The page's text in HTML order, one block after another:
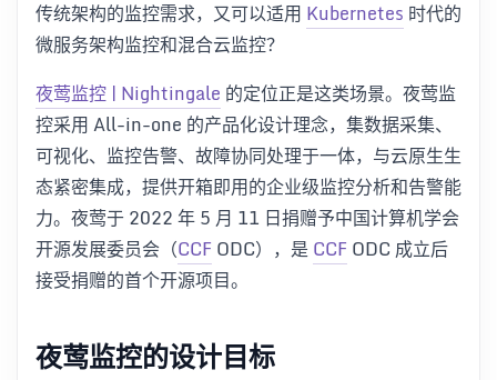
传统架构的监控需求，又可以适用 Kubernetes 时代的
微服务架构监控和混合云监控？
夜莺监控 | Nightingale 的定位正是这类场景。夜莺监
控采用 All-in-one 的产品化设计理念，集数据采集、
可视化、监控告警、故障协同处理于一体，与云原生生
态紧密集成，提供开箱即用的企业级监控分析和告警能
力。夜莺于 2022 年 5 月 11 日捐赠予中国计算机学会
开源发展委员会（CCF ODC），是CCF ODC 成立后
接受捐赠的首个开源项目。
夜莺监控的设计目标